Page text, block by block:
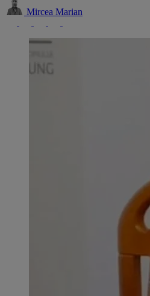
Mircea Marian